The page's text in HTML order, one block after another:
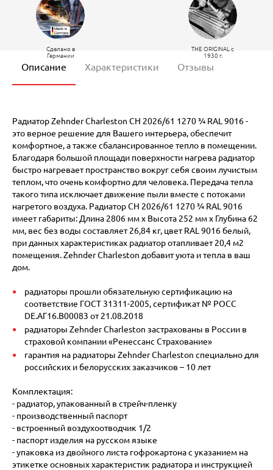
Сделано в
Германии
THE ORIGINAL c
1930 г.
Описание Характеристики Отзывы
Радиатор Zehnder Charleston CH 2026/61 1270 ¾ RAL 9016 -
это верное решение для Вашего интерьера, обеспечит
комфортное, а также сбалансированное тепло в помещении.
Благодаря большой площади поверхности нагрева радиатор
быстро нагревает пространство вокруг себя своим лучистым
теплом, что очень комфортно для человека. Передача тепла
такого типа исключает движение пыли вместе с потоками
нагретого воздуха. Радиатор CH 2026/61 1270 ¾ RAL 9016
имеет габариты: Длина 2806 мм х Высота 252 мм х Глубина 62
мм, вес без воды составляет 26,84 кг, цвет RAL 9016 белый,
при данных характеристиках радиатор отапливает 20,4 м2
помещения. Zehnder Charleston добавит уюта и тепла в ваш
дом.
радиаторы прошли обязательную сертификацию на
соответствие ГОСТ 31311-2005, сертификат № POCC
DE.АГ16.В00083 от 21.08.2018
радиаторы Zehnder Charleston застрахованы в России в
страховой компании «Ренессанс Страхование»
гарантия на радиаторы Zehnder Charleston специально для
российских и белорусских заказчиков – 10 лет
Комплектация:
- радиатор, упакованный в стрейч-пленку
- производственный паспорт
- встроенный воздухоотводчик 1/2
- паспорт изделия на русском языке
- упаковка из двойного листа гофрокартона с указанием на
этикетке основных характеристик радиатора и инструкцией